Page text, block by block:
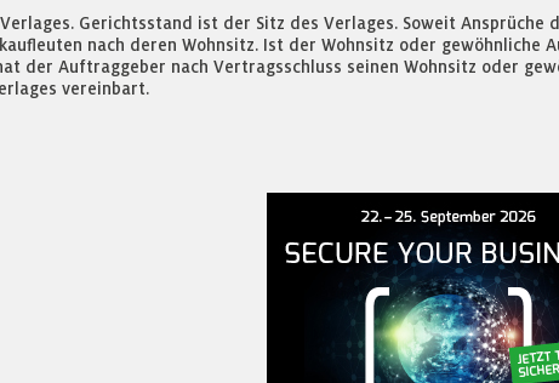
Gerichtsstand ist der Sitz des Verlages. Soweit
nach deren Wohnsitz. Ist der Wohnsitz oder
der Auftraggeber nach Vertragsschluss seinen Wohnsitz oder
vereinbart.